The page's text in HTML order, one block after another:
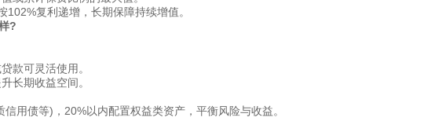
复利递增，长期保障持续增值。
?
款可灵活使用。
长期收益空间。
用债等)，20%以内配置权益类资产，平衡风险与收益。